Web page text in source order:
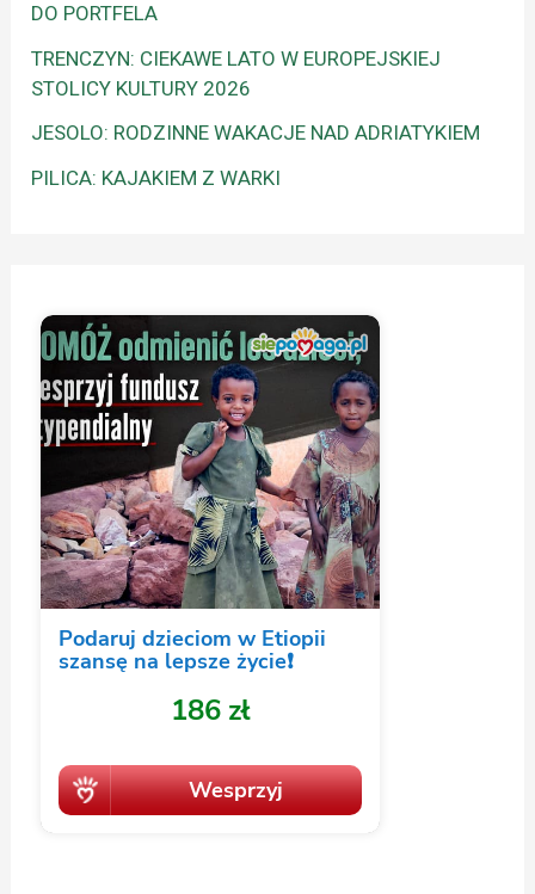
DO PORTFELA
TRENCZYN: CIEKAWE LATO W EUROPEJSKIEJ
STOLICY KULTURY 2026
JESOLO: RODZINNE WAKACJE NAD ADRIATYKIEM
PILICA: KAJAKIEM Z WARKI